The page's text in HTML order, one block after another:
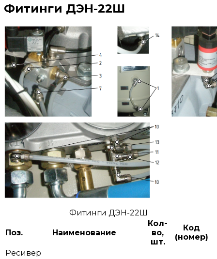
Фитинги ДЭН-22Ш
Фитинги ДЭН-22Ш
Поз. Наименование
Кол-
во,
шт.
Код
(номер)
Ресивер